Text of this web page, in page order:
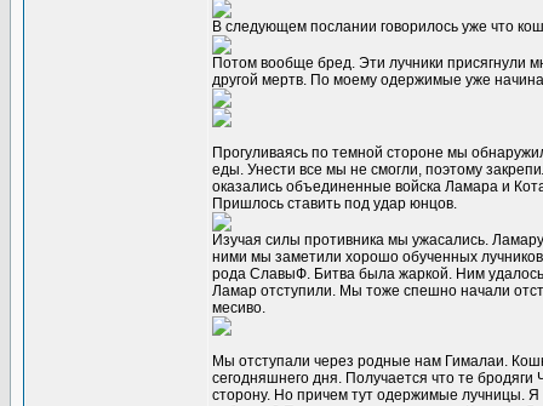
В следующем послании говорилось уже что
Потом вообще бред. Эти лучники присягнули
другой мертв. По моему одержимые уже
Прогуливаясь по темной стороне мы
еды. Унести все мы не смогли, поэтому
оказались объединенные войска Ламара и
Пришлось ставить под удар юнцов.
Изучая силы противника мы ужасались.
ними мы заметили хорошо обученных
рода СлавыФ. Битва была жаркой. Ним
Ламар отступили. Мы тоже спешно начали
месиво.
Мы отступали через родные нам Гималаи.
сегодняшнего дня. Получается что те
сторону. Но причем тут одержимые лучницы. Я